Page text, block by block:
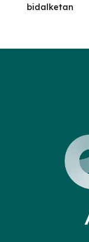
bidalketan